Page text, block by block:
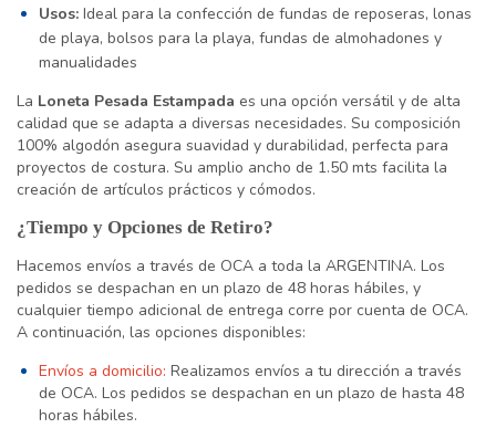
Usos: Ideal para la confección de fundas de reposeras, lonas
de playa, bolsos para la playa, fundas de almohadones y
manualidades
La Loneta Pesada Estampada es una opción versátil y de alta
calidad que se adapta a diversas necesidades. Su composición
100% algodón asegura suavidad y durabilidad, perfecta para
proyectos de costura. Su amplio ancho de 1.50 mts facilita la
creación de artículos prácticos y cómodos.
¿Tiempo y Opciones de Retiro?
Hacemos envíos a través de OCA a toda la ARGENTINA. Los
pedidos se despachan en un plazo de 48 horas hábiles, y
cualquier tiempo adicional de entrega corre por cuenta de OCA.
A continuación, las opciones disponibles:
Envíos a domicilio: Realizamos envíos a tu dirección a través
de OCA. Los pedidos se despachan en un plazo de hasta 48
horas hábiles.